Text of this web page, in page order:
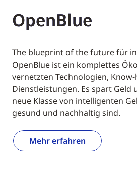
OpenBlue
The blueprint of the future für
OpenBlue ist ein komplettes
vernetzten Technologien,
Dienstleistungen. Es spart Geld
neue Klasse von intelligenten
gesund und nachhaltig sind.
Mehr erfahren